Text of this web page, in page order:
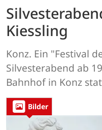
Kiessling
Konz. Ein "Festival
Silvesterabend ab
Bahnhof in Konz
Bilder